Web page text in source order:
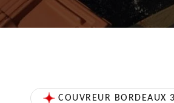
COUVREUR BORDEAUX